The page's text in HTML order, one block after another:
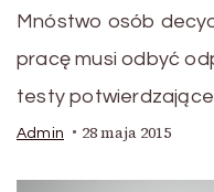
Mnóstwo osób
pracę musi odbyć
testy
Admin 28 maja 2015